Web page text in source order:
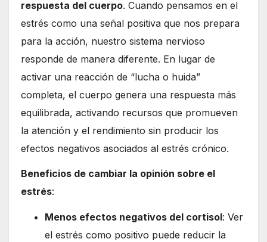
respuesta del cuerpo. Cuando pensamos en el
estrés como una señal positiva que nos prepara
para la acción, nuestro sistema nervioso
responde de manera diferente. En lugar de
activar una reacción de “lucha o huida”
completa, el cuerpo genera una respuesta más
equilibrada, activando recursos que promueven
la atención y el rendimiento sin producir los
efectos negativos asociados al estrés crónico.
Beneficios de cambiar la opinión sobre el
estrés:
Menos efectos negativos del cortisol: Ver
el estrés como positivo puede reducir la